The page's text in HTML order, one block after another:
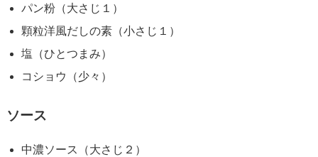
パン粉（大さじ１）
顆粒洋風だしの素（小さじ１）
塩（ひとつまみ）
コショウ（少々）
ソース
中濃ソース（大さじ２）